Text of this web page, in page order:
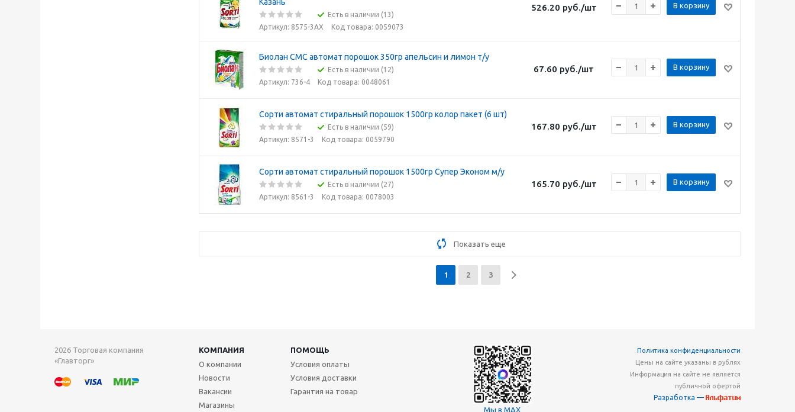
Есть в наличии (13)
Артикул: 8575-3АХ
Код товара: 0059073
526.20 руб./шт В корзину
Биолан СМС автомат порошок 350гр апельсин и лимон т/у
Есть в наличии (12)
Артикул: 736-4
Код товара: 0048061
67.60 руб./шт В корзину
Сорти автомат стиральный порошок 1500гр колор пакет (6 шт)
Есть в наличии (59)
Артикул: 8571-3
Код товара: 0059790
167.80 руб./шт В корзину
Сорти автомат стиральный порошок 1500гр Супер Эконом м/у
Есть в наличии (27)
Артикул: 8561-3
Код товара: 0078003
165.70 руб./шт В корзину
Показать еще
1 2 3
2026 Торговая компания
«Главторг»
КОМПАНИЯ
ПОМОЩЬ
О компании
Новости
Вакансии
Магазины
Условия оплаты
Условия доставки
Гарантия на товар
Мы в MAX
Политика конфиденциальности
Цены на сайте указаны в рублях
Информация на сайте не является
публичной офертой
Разработка —